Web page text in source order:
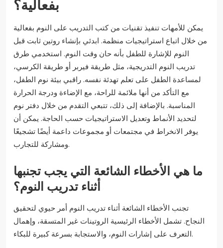
بفعالية؟
يمكن للأمهات تنفيذ تقنيات من كتب التدريب على النوم بفعالية
من خلال اتباع استراتيجيات منظمة. ابدئي بإنشاء روتين ثابت قبل
النوم للإشارة للطفل بأنه حان وقت النوم. استخدمي طرق
تدريب النوم التدريجية، مثل طريقة فيربر أو طريقة الكرسي،
لمساعدة الطفل على تعلم تهدئة نفسه. راقبي بيئة نوم الطفل،
مع التأكد من أنها ملائمة للراحة، مع الإضاءة ودرجة الحرارة
المناسبة. بالإضافة إلى ذلك، تتبعي التقدم من خلال دفتر نوم
لتحديد الأنماط وتعديل الاستراتيجيات حسب الحاجة. يمكن أن
يوفر الانخراط في مجتمعات أو مجموعات داعمة أيضًا تشجيعًا
ومشاركة للتجارب.
ما هي الأخطاء الشائعة التي يجب تجنبها
أثناء تدريب النوم؟
تجنب الأخطاء الشائعة أثناء تدريب النوم أمر حيوي لتحقيق
النجاح. تشمل الأخطاء الرئيسية الروتينات غير المتسقة، وإهمال
التعرف على إشارات النوم، والاستجابة بسرعة كبيرة للبكاء.